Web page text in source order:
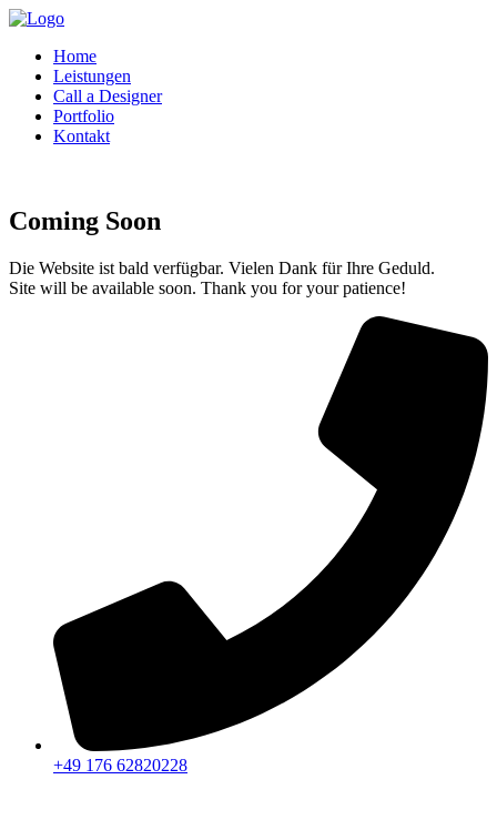
Home
Leistungen
Call a Designer
Portfolio
Kontakt
Coming Soon
Die Website ist bald verfügbar. Vielen Dank für Ihre Geduld.
Site will be available soon. Thank you for your patience!
+49 176 62820228